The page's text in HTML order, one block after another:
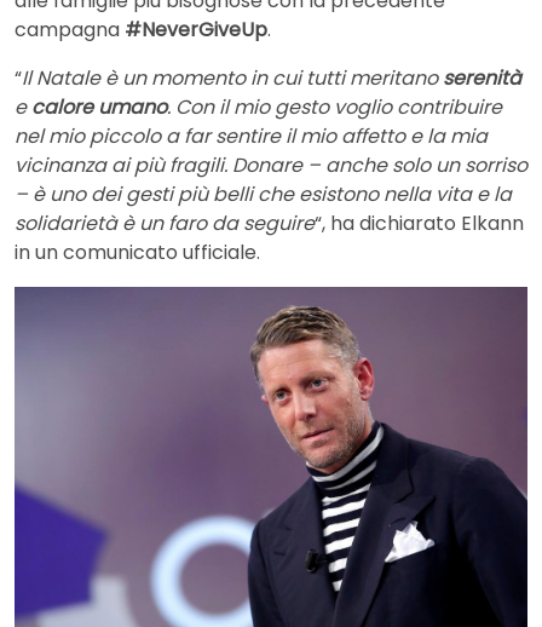
campagna #NeverGiveUp.
“Il Natale è un momento in cui tutti meritanoserenità
ecalore umano. Con il mio gesto voglio contribuire
nel mio piccolo a far sentire il mio affetto e la mia
vicinanza ai più fragili. Donare – anche solo un sorriso
– è uno dei gesti più belli che esistono nella vita e la
solidarietà è un faro da seguire“, ha dichiarato Elkann
in un comunicato ufficiale.